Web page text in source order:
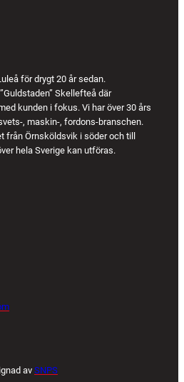
för drygt 20 år sedan.
Skellefteå där
kunden i fokus. Vi har över 30 års
, maskin-, fordons-branschen.
från Örnsköldsvik i söder och till
hela Sverige kan utföras.
avSNPS